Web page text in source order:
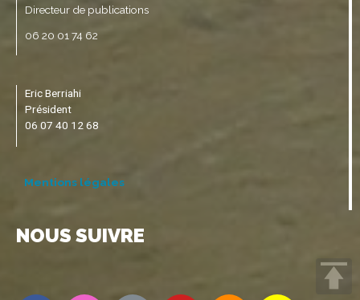
Directeur de publications
06 20 01 74 62
Eric Berriahi
Président
06 07 40 12 68
Mentions légales
NOUS SUIVRE